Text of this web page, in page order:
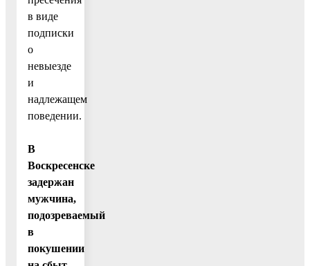
в виде
подписки
о
невыезде
и
надлежащем
поведении.
В
Воскресенске
задержан
мужчина,
подозреваемый
в
покушении